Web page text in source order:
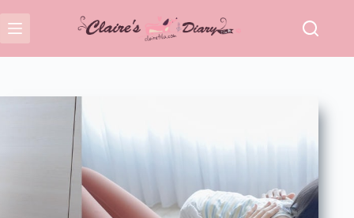
至
主